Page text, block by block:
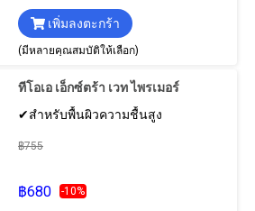
เพิ่มลงตะกร้า
(มีหลายคุณสมบัติให้เลือก)
ทีโอเอ เอ็กซ์ตร้า เวท ไพรเมอร์
✔สำหรับพื้นผิวความชื้นสูง
฿755
฿680 -10%